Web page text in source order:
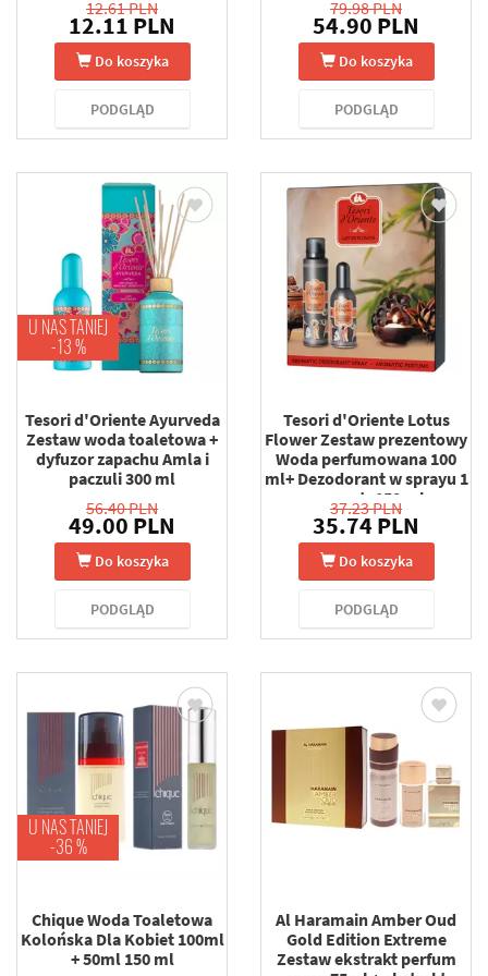
12.61 PLN
12.11 PLN
Do koszyka
PODGLĄD
79.98 PLN
54.90 PLN
Do koszyka
PODGLĄD
U NAS TANIEJ
-13 %
Tesori d'Oriente Ayurveda
Zestaw woda toaletowa +
dyfuzor zapachu Amla i
paczuli 300 ml
56.40 PLN
49.00 PLN
Do koszyka
PODGLĄD
Tesori d'Oriente Lotus
Flower Zestaw prezentowy
Woda perfumowana 100
ml+ Dezodorant w sprayu 1
op. - szt. 150 ml
37.23 PLN
35.74 PLN
Do koszyka
PODGLĄD
U NAS TANIEJ
-36 %
Chique Woda Toaletowa
Kolońska Dla Kobiet 100ml
+ 50ml 150 ml
Al Haramain Amber Oud
Gold Edition Extreme
Zestaw ekstrakt perfum